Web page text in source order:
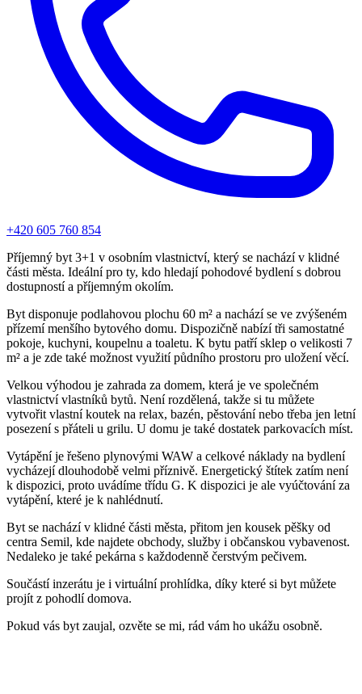
+420 605 760 854
Příjemný byt 3+1 v osobním vlastnictví, který se nachází v klidné
části města. Ideální pro ty, kdo hledají pohodové bydlení s dobrou
dostupností a příjemným okolím.
Byt disponuje podlahovou plochu 60 m² a nachází se ve zvýšeném
přízemí menšího bytového domu. Dispozičně nabízí tři samostatné
pokoje, kuchyni, koupelnu a toaletu. K bytu patří sklep o velikosti 7
m² a je zde také možnost využití půdního prostoru pro uložení věcí.
Velkou výhodou je zahrada za domem, která je ve společném
vlastnictví vlastníků bytů. Není rozdělená, takže si tu můžete
vytvořit vlastní koutek na relax, bazén, pěstování nebo třeba jen letní
posezení s přáteli u grilu. U domu je také dostatek parkovacích míst.
Vytápění je řešeno plynovými WAW a celkové náklady na bydlení
vycházejí dlouhodobě velmi příznivě. Energetický štítek zatím není
k dispozici, proto uvádíme třídu G. K dispozici je ale vyúčtování za
vytápění, které je k nahlédnutí.
Byt se nachází v klidné části města, přitom jen kousek pěšky od
centra Semil, kde najdete obchody, služby i občanskou vybavenost.
Nedaleko je také pekárna s každodenně čerstvým pečivem.
Součástí inzerátu je i virtuální prohlídka, díky které si byt můžete
projít z pohodlí domova.
Pokud vás byt zaujal, ozvěte se mi, rád vám ho ukážu osobně.